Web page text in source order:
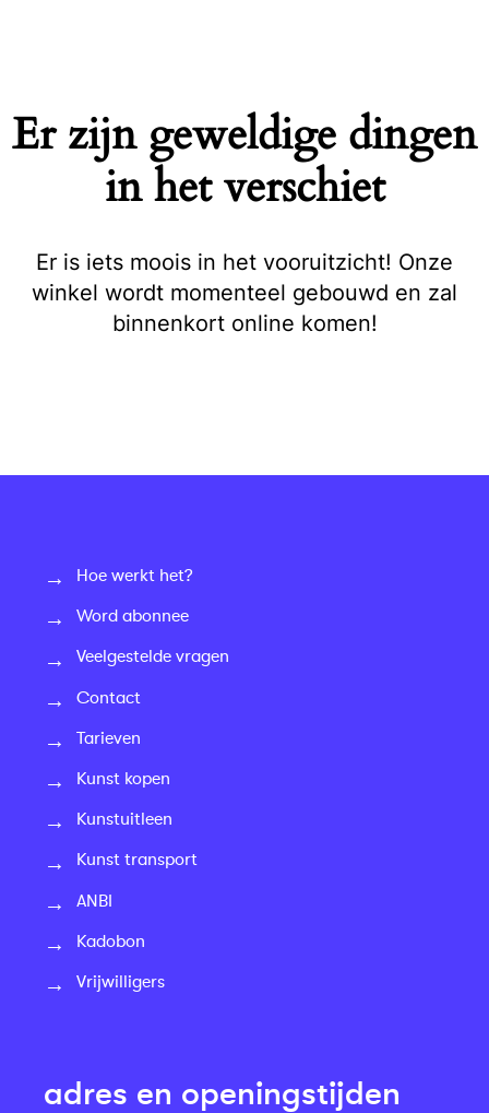
Er zijn geweldige dingen
in het verschiet
Er is iets moois in het vooruitzicht! Onze
winkel wordt momenteel gebouwd en zal
binnenkort online komen!
Hoe werkt het?
Word abonnee
Veelgestelde vragen
Contact
Tarieven
Kunst kopen
Kunstuitleen
Kunst transport
ANBI
Kadobon
Vrijwilligers
adres en openingstijden